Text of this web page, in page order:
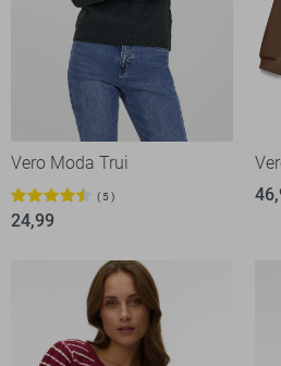
Vero Moda Trui
5
24,99